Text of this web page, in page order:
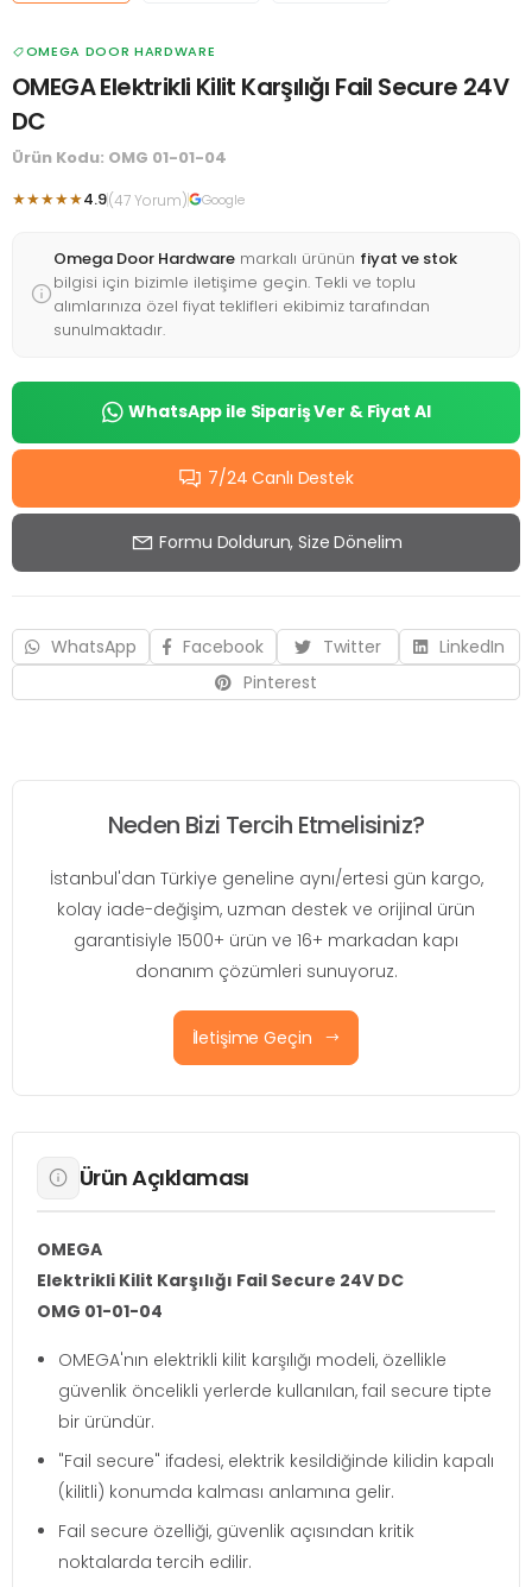
OMEGA DOOR HARDWARE
OMEGA Elektrikli Kilit Karşılığı Fail Secure 24V
DC
Ürün Kodu: OMG 01-01-04
★★★★★4.9(47 Yorum) Google
Omega Door Hardware markalı ürünün fiyat ve stok
bilgisi için bizimle iletişime geçin. Tekli ve toplu
alımlarınıza özel fiyat teklifleri ekibimiz tarafından
sunulmaktadır.
WhatsApp ile Sipariş Ver & Fiyat Al
7/24 Canlı Destek
Formu Doldurun, Size Dönelim
WhatsApp Facebook Twitter
LinkedIn
Pinterest
Neden Bizi Tercih Etmelisiniz?
İstanbul'dan Türkiye geneline aynı/ertesi gün kargo,
kolay iade-değişim, uzman destek ve orijinal ürün
garantisiyle 1500+ ürün ve 16+ markadan kapı
donanım çözümleri sunuyoruz.
İletişime Geçin
Ürün Açıklaması
OMEGA
Elektrikli Kilit Karşılığı Fail Secure 24V DC
OMG 01-01-04
OMEGA'nın elektrikli kilit karşılığı modeli, özellikle
güvenlik öncelikli yerlerde kullanılan, fail secure tipte
bir üründür.
"Fail secure" ifadesi, elektrik kesildiğinde kilidin kapalı
(kilitli) konumda kalması anlamına gelir.
Fail secure özelliği, güvenlik açısından kritik
noktalarda tercih edilir.